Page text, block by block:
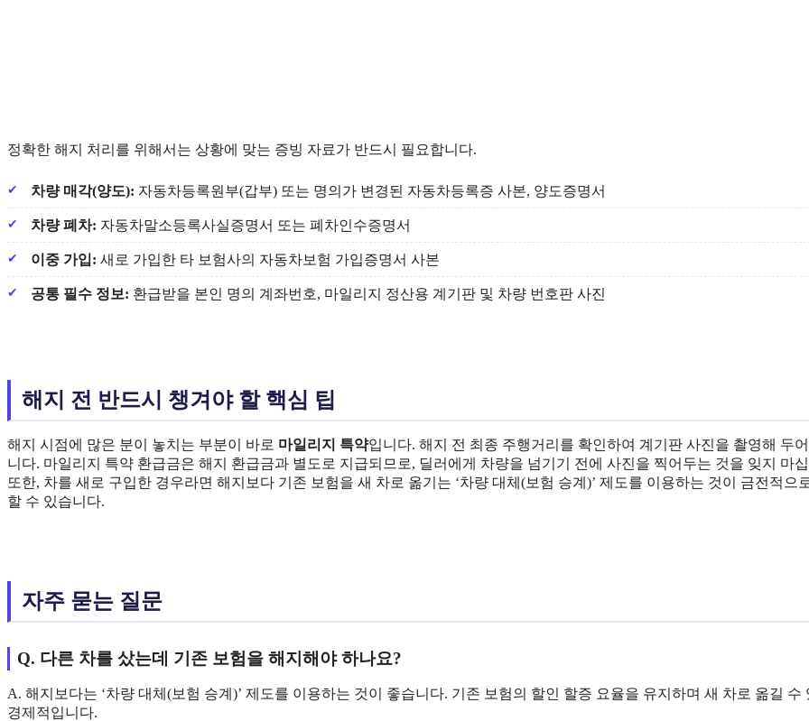
정확한 해지 처리를 위해서는 상황에 맞는 증빙 자료가 반드시 필요합니다.
차량 매각(양도): 자동차등록원부(갑부) 또는 명의가 변경된 자동차등록증 사본, 양도증명서
차량 폐차: 자동차말소등록사실증명서 또는 폐차인수증명서
이중 가입: 새로 가입한 타 보험사의 자동차보험 가입증명서 사본
공통 필수 정보: 환급받을 본인 명의 계좌번호, 마일리지 정산용 계기판 및 차량 번호판 사진
해지 전 반드시 챙겨야 할 핵심 팁
해지 시점에 많은 분이 놓치는 부분이 바로 마일리지 특약입니다. 해지 전 최종 주행거리를 확인하여 계기판 사진을 촬영해 두
니다. 마일리지 특약 환급금은 해지 환급금과 별도로 지급되므로, 딜러에게 차량을 넘기기 전에 사진을 찍어두는 것을 잊지 마
또한, 차를 새로 구입한 경우라면 해지보다 기존 보험을 새 차로 옮기는 ‘차량 대체(보험 승계)’ 제도를 이용하는 것이 금전적으
할 수 있습니다.
자주 묻는 질문
Q. 다른 차를 샀는데 기존 보험을 해지해야 하나요?
A. 해지보다는 ‘차량 대체(보험 승계)’ 제도를 이용하는 것이 좋습니다. 기존 보험의 할인 할증 요율을 유지하며 새 차로 옮길 수
경제적입니다.